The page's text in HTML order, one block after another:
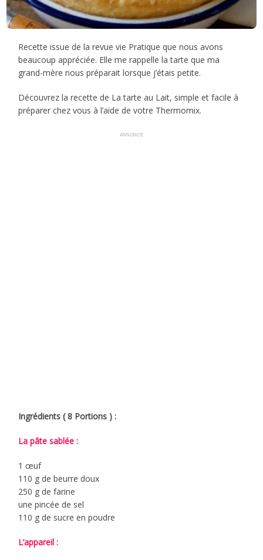
Recette issue de la revue vie Pratique que nous avons
beaucoup appréciée. Elle me rappelle la tarte que ma
grand-mère nous préparait lorsque j’étais petite.
Découvrez la recette de La tarte au Lait, simple et facile à
préparer chez vous à l’aide de votre Thermomix.
ANNONCE
Ingrédients ( 8 Portions ) :
La pâte sablée :
1 œuf
110 g de beurre doux
250 g de farine
une pincée de sel
110 g de sucre en poudre
L’appareil :